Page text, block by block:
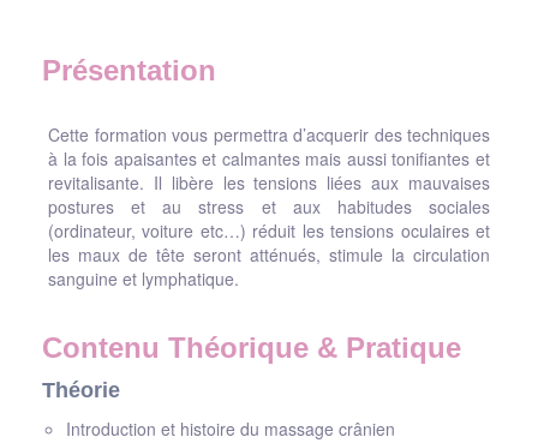
Présentation
Cette formation vous permettra d’acquerir des techniques
à la fois apaisantes et calmantes mais aussi tonifiantes et
revitalisante. Il libère les tensions liées aux mauvaises
postures et au stress et aux habitudes sociales
(ordinateur, voiture etc…) réduit les tensions oculaires et
les maux de tête seront atténués, stimule la circulation
sanguine et lymphatique.
Contenu Théorique & Pratique
Théorie
Introduction et histoire du massage crânien